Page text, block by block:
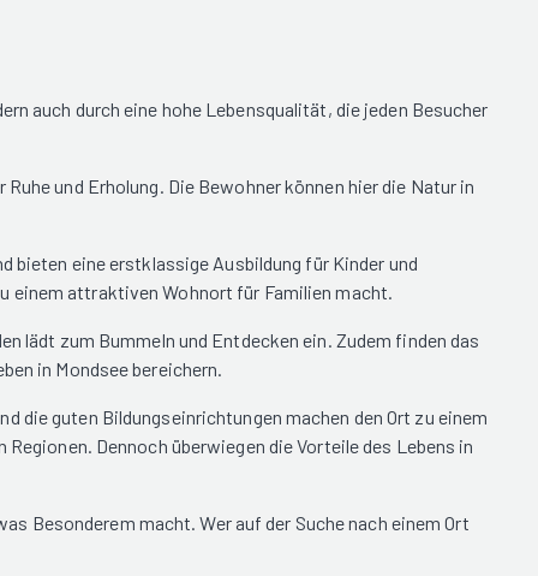
auch durch eine hohe Lebensqualität, die jeden Besucher
und Erholung. Die Bewohner können hier die Natur in
bieten eine erstklassige Ausbildung für Kinder und
einem attraktiven Wohnort für Familien macht.
lädt zum Bummeln und Entdecken ein. Zudem finden das
in Mondsee bereichern.
die guten Bildungseinrichtungen machen den Ort zu einem
Dennoch überwiegen die Vorteile des Lebens in
Besonderem macht. Wer auf der Suche nach einem Ort